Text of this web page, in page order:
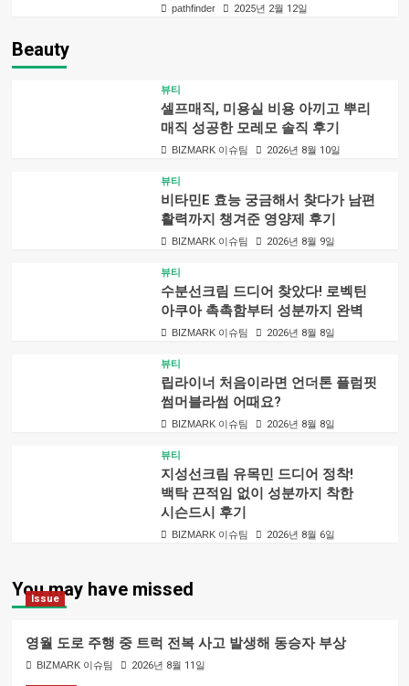
pathfinder 2025년 2월 12일
Beauty
뷰티
셀프매직, 미용실 비용 아끼고 뿌리
매직 성공한 모레모 솔직 후기
BIZMARK 이슈팀 2026년 8월 10일
뷰티
비타민E 효능 궁금해서 찾다가 남편
활력까지 챙겨준 영양제 후기
BIZMARK 이슈팀 2026년 8월 9일
뷰티
수분선크림 드디어 찾았다! 로벡틴
아쿠아 촉촉함부터 성분까지 완벽
BIZMARK 이슈팀 2026년 8월 8일
뷰티
립라이너 처음이라면 언더톤 플럼핏
썸머블라썸 어때요?
BIZMARK 이슈팀 2026년 8월 8일
뷰티
지성선크림 유목민 드디어 정착!
백탁 끈적임 없이 성분까지 착한
시슨드시 후기
BIZMARK 이슈팀 2026년 8월 6일
You may have missed
Issue
영월 도로 주행 중 트럭 전복 사고 발생해 동승자 부상
BIZMARK 이슈팀 2026년 8월 11일